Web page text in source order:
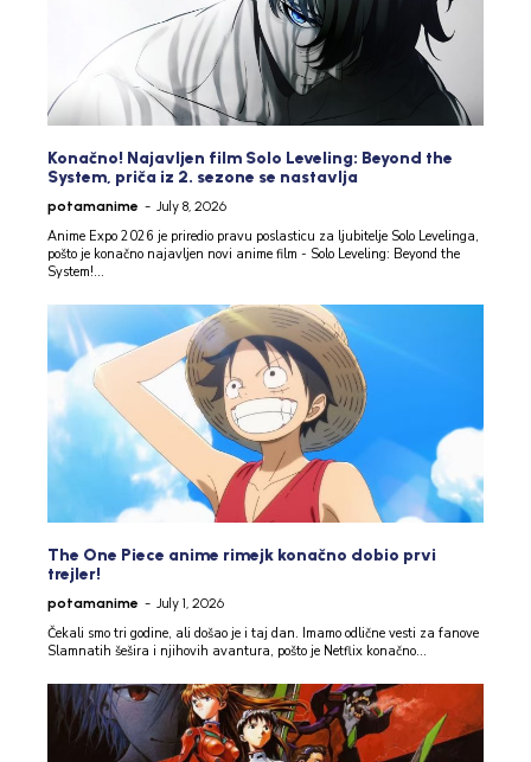
Konačno! Najavljen film Solo Leveling: Beyond the
System, priča iz 2. sezone se nastavlja
potamanime - July 8, 2026
Anime Expo 2026 je priredio pravu poslasticu za ljubitelje Solo Levelinga,
pošto je konačno najavljen novi anime film - Solo Leveling: Beyond the
System!...
The One Piece anime rimejk konačno dobio prvi
trejler!
potamanime - July 1, 2026
Čekali smo tri godine, ali došao je i taj dan. Imamo odlične vesti za fanove
Slamnatih šešira i njihovih avantura, pošto je Netflix konačno...